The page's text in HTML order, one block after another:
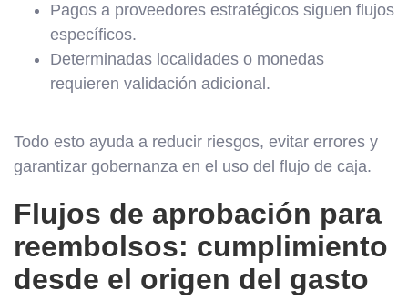
Pagos a proveedores estratégicos siguen flujos
específicos.
Determinadas localidades o monedas
requieren validación adicional.
Todo esto ayuda a reducir riesgos, evitar errores y
garantizar gobernanza en el uso del flujo de caja.
Flujos de aprobación para
reembolsos: cumplimiento
desde el origen del gasto